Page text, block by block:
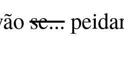
se...